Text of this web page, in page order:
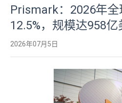
Prismark：2026年全
12.5%，规模达958亿
2026年07月5日